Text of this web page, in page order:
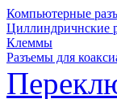
Компьютерные
Циллиндричнские
Клеммы
Разъемы для